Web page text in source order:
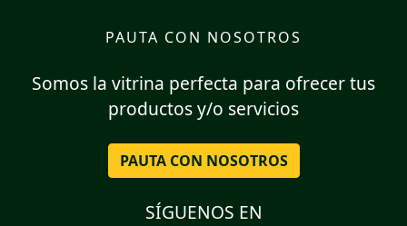
PAUTA CON NOSOTROS
Somos la vitrina perfecta para ofrecer tus
productos y/o servicios
PAUTA CON NOSOTROS
SÍGUENOS EN